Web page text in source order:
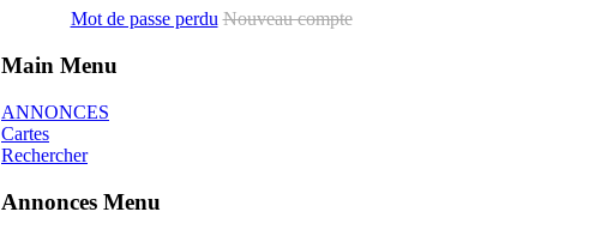
Mot de passe perdu Nouveau compte
Main Menu
ANNONCES
Cartes
Rechercher
Annonces Menu